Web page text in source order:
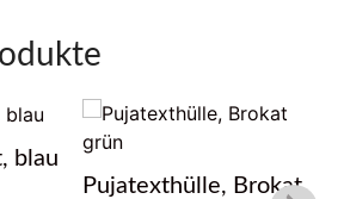
blau
Pujatexthülle, Brokat